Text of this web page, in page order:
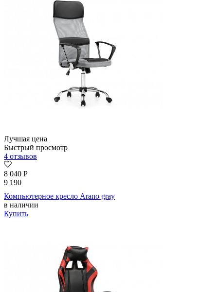
Лучшая цена
Быстрый просмотр
4 отзывов
8 040 Р
9 190
Компьютерное кресло Arano gray
в наличии
Купить